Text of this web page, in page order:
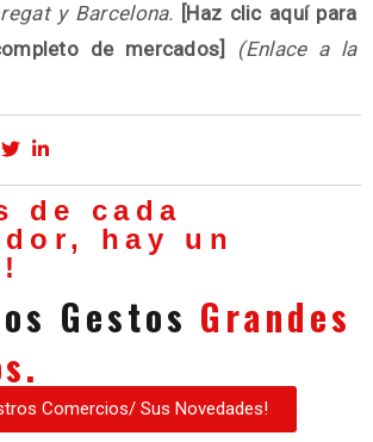
y Barcelona. [Haz clic aquí para
de mercados]
(Enlace a la
de cada
hay un
Gestos Grandes
Comercios/ Sus Novedades!